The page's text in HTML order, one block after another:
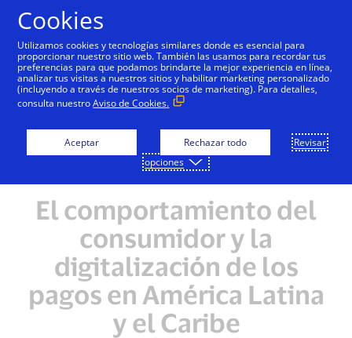
El comportamiento del
consumidor y la
digitalización de los
pagos en América Latina
y el Caribe
Cookies
Utilizamos cookies y tecnologías similares donde es esencial para
proporcionar nuestro sitio web. También las usamos para recordar tus
preferencias para que podamos brindarte la mejor experiencia en línea,
analizar tus visitas a nuestros sitios y habilitar marketing personalizado
(incluyendo a través de nuestros socios de marketing). Para detalles,
consulta nuestroAviso de Cookies.
Aceptar Rechazar todo
Revisar
opciones